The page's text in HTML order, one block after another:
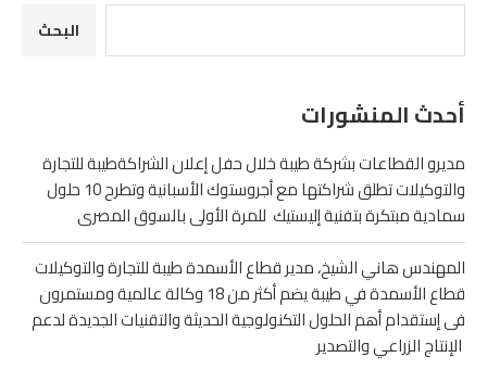
البحث
أحدث المنشورات
مديرو القطاعات بشركة طيبة خلال حفل إعلان الشراكةطيبة للتجارة
والتوكيلات تطلق شراكتها مع أجروستوك الأسبانية وتطرح 10 حلول
سمادية مبتكرة بتفنية إليستيك للمرة الأولى بالسوق المصرى
المهندس هاني الشيخ، مدير قطاع الأسمدة طيبة للتجارة والتوكيلات
قطاع الأسمدة في طيبة يضم أكثر من 18 وكالة عالمية ومستمرون
فى إستقدام أهم الحلول التكنولوجية الحديثة والتقنيات الجديدة لدعم
الإنتاج الزراعي والتصدير